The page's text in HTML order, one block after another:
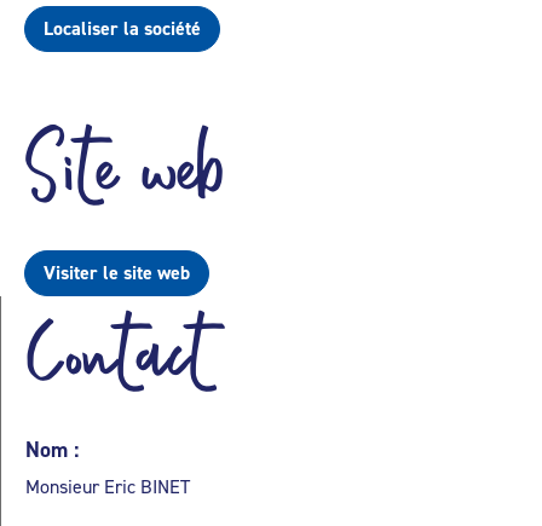
Localiser la société
Site web
Visiter le site web
Contact
Nom :
Monsieur Eric BINET